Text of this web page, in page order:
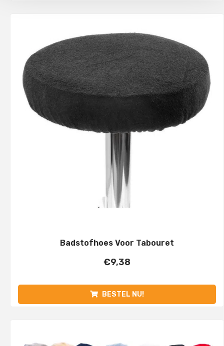
Badstofhoes Voor Tabouret
€9,38
BESTEL NU!